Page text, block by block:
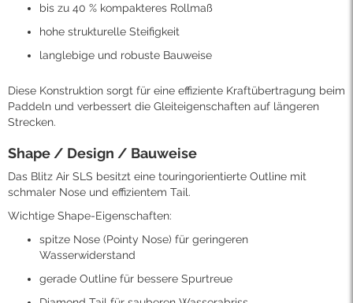
bis zu 40 % kompakteres Rollmaß
hohe strukturelle Steifigkeit
langlebige und robuste Bauweise
Diese Konstruktion sorgt für eine effiziente Kraftübertragung beim
Paddeln und verbessert die Gleiteigenschaften auf längeren
Strecken.
Shape / Design / Bauweise
Das Blitz Air SLS besitzt eine touringorientierte Outline mit
schmaler Nose und effizientem Tail.
Wichtige Shape-Eigenschaften:
spitze Nose (Pointy Nose) für geringeren
Wasserwiderstand
gerade Outline für bessere Spurtreue